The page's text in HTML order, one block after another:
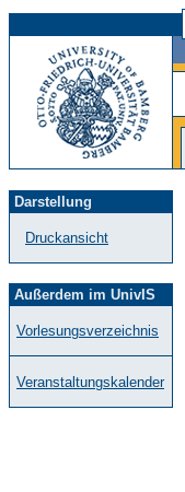
Darstellung
Druckansicht
Außerdem im UnivIS
Vorlesungsverzeichnis
Veranstaltungskalender